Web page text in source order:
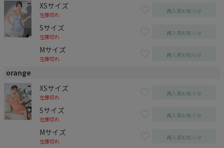
XSサイズ
在庫切れ
再入荷お知らせ
Sサイズ
在庫切れ
再入荷お知らせ
Mサイズ
在庫切れ
再入荷お知らせ
orange
XSサイズ
在庫切れ
再入荷お知らせ
Sサイズ
在庫切れ
再入荷お知らせ
Mサイズ
在庫切れ
再入荷お知らせ